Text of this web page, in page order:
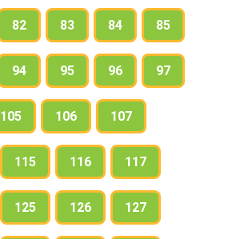
82 83 84 85
94 95 96 97
105 106 107
115 116 117
125 126 127